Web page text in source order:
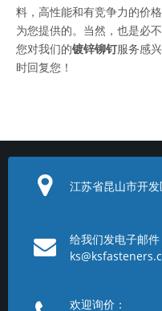
料，高性能和有竞争力的价
为您提供的。当然，也是必
您对我们的镀锌铆钉服务感
时回复您！
江苏省昆山市开
给我们发电子邮件
欢迎询价：